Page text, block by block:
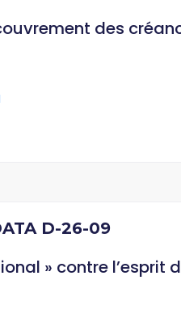
des
D-26-09
» contre l’esprit